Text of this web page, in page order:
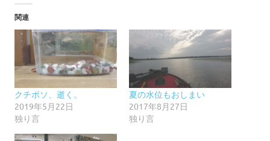
関連
クチボソ、逝く。
2019年5月22日
独り言
夏の水位もおしまい
2017年8月27日
独り言